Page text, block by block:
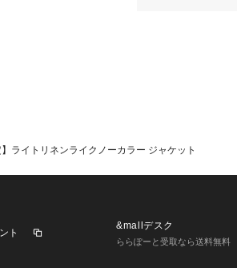
可裏地：なし伸
異なって見える場
ー吊り画像をご参
】ライトリネンライクノーカラー ジャケット
ト
&mallデスク
ららぽーと受取なら送料無料